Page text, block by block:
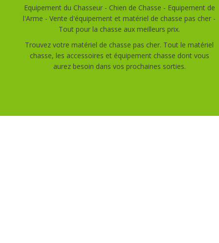
Equipement du Chasseur - Chien de Chasse - Equipement de
l'Arme - Vente d'équipement et matériel de chasse pas cher -
Tout pour la chasse aux meilleurs prix.
Trouvez votre matériel de chasse pas cher. Tout le matériel
chasse, les accessoires et équipement chasse dont vous
aurez besoin dans vos prochaines sorties.